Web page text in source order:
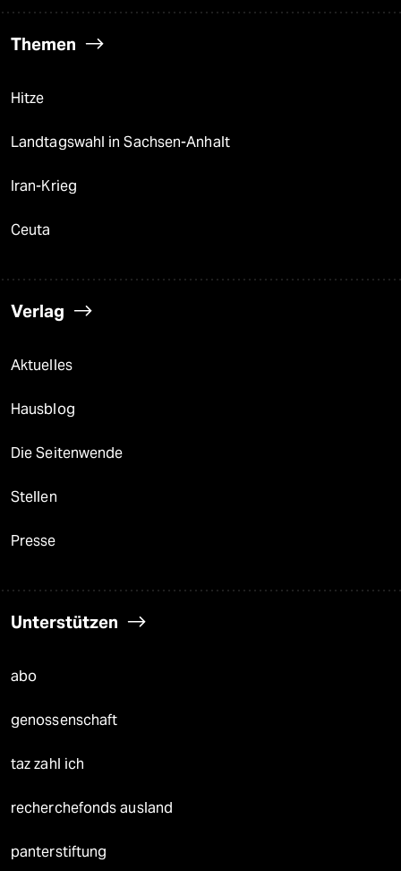
Themen
Hitze
Landtagswahl in Sachsen-Anhalt
Iran-Krieg
Ceuta
Verlag
Aktuelles
Hausblog
Die Seitenwende
Stellen
Presse
Unterstützen
abo
genossenschaft
taz zahl ich
recherchefonds ausland
panterstiftung